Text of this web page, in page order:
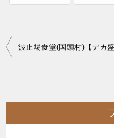
投
ビ
ゲ